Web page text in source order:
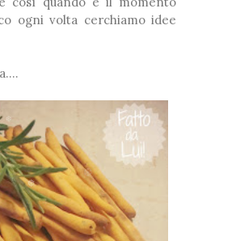
ogni volta cerchiamo idee
❆
❆
❅